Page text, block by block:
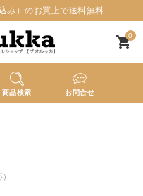
み）のお買上で送料無料
0
shopping_cart
商品検索 お問合せ
録